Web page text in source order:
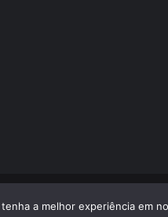
| Desenvolvido por LA
a melhor experiência em